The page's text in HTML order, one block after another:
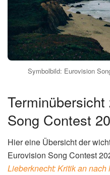
Symbolbild: Eurovision
Song Contest
Hier eine Übersicht der
Eurovision Song Contest
Lieberknecht: Kritik an